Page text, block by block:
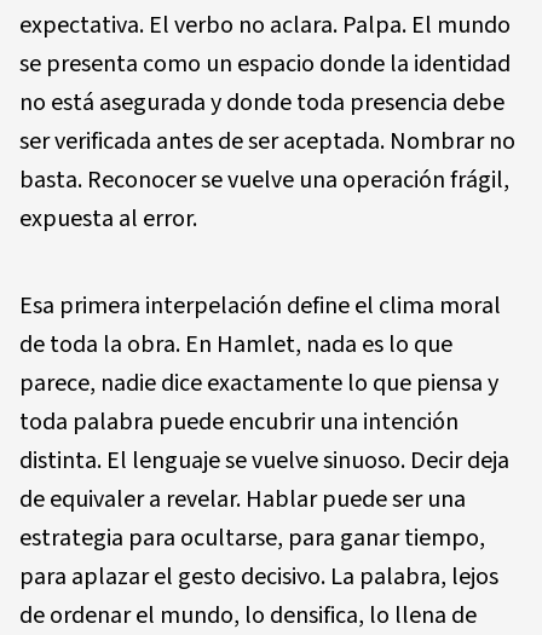
expectativa. El verbo no aclara. Palpa. El mundo
se presenta como un espacio donde la identidad
no está asegurada y donde toda presencia debe
ser verificada antes de ser aceptada. Nombrar no
basta. Reconocer se vuelve una operación frágil,
expuesta al error.
Esa primera interpelación define el clima moral
de toda la obra. En Hamlet, nada es lo que
parece, nadie dice exactamente lo que piensa y
toda palabra puede encubrir una intención
distinta. El lenguaje se vuelve sinuoso. Decir deja
de equivaler a revelar. Hablar puede ser una
estrategia para ocultarse, para ganar tiempo,
para aplazar el gesto decisivo. La palabra, lejos
de ordenar el mundo, lo densifica, lo llena de